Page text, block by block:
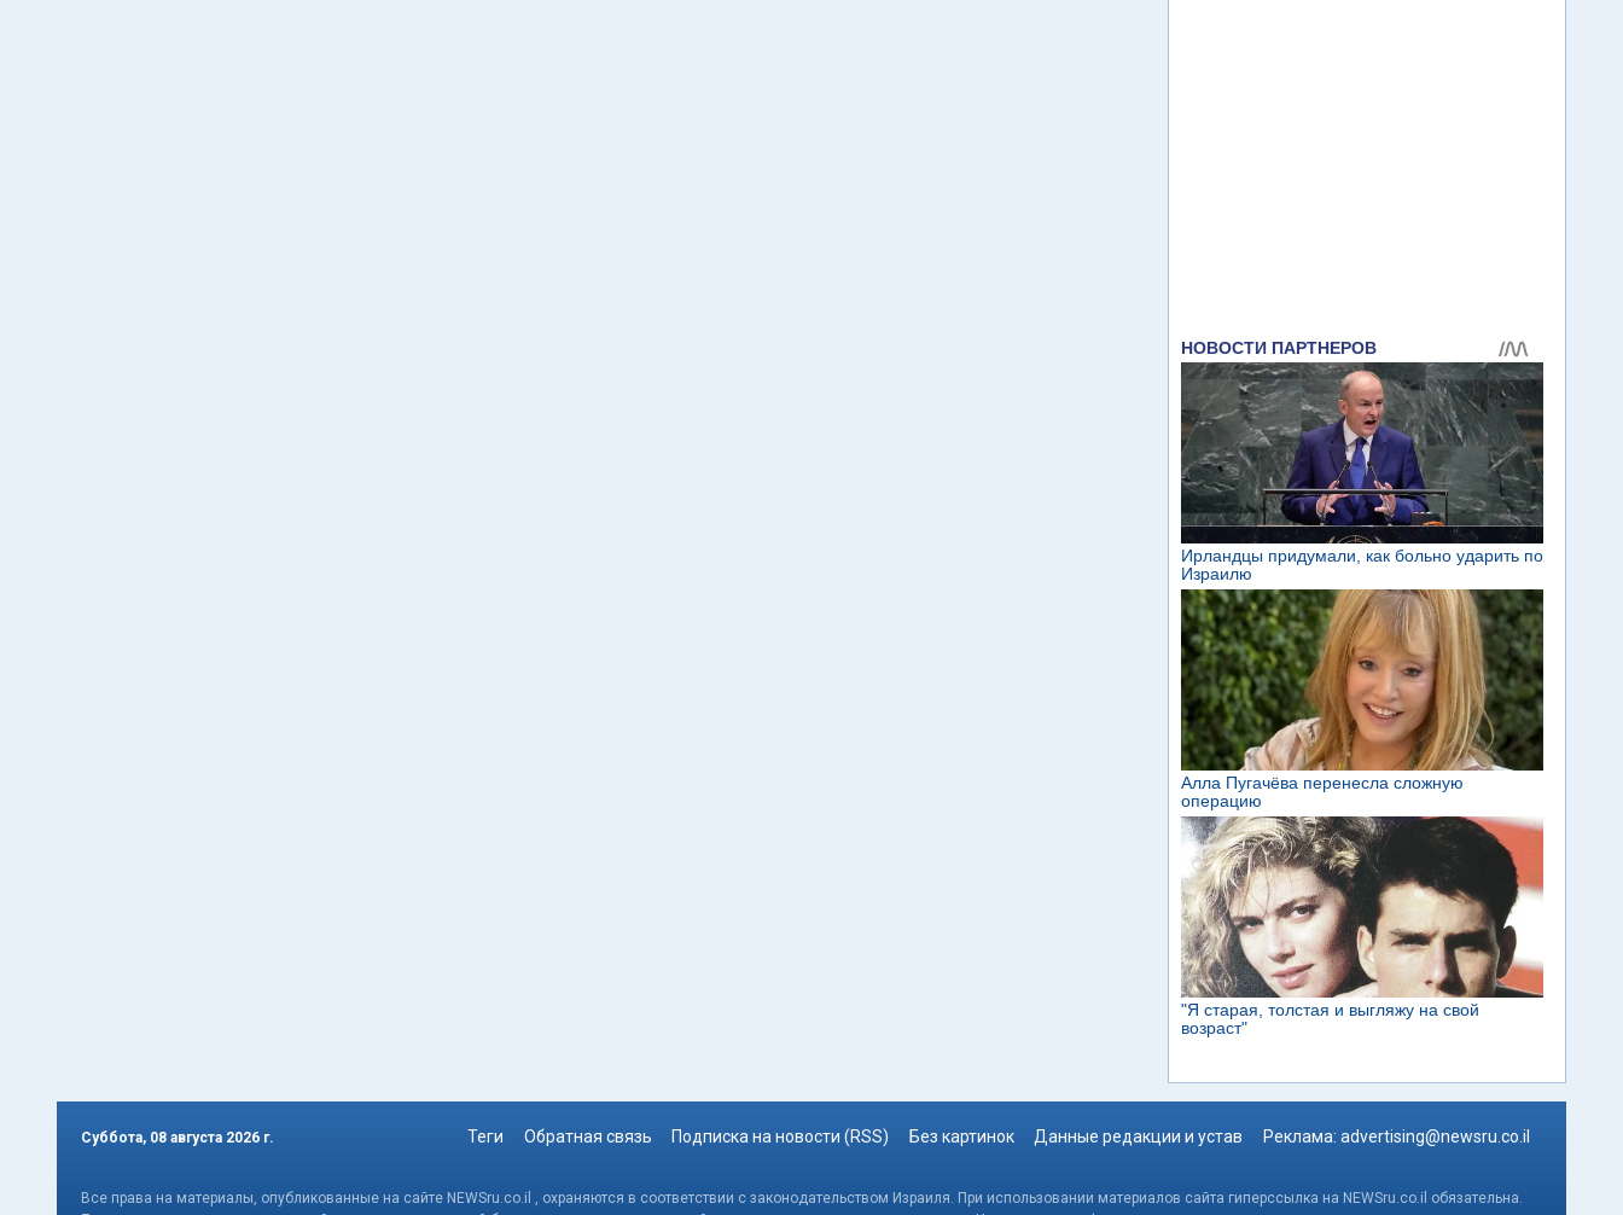
Суббота, 08 августа 2026 г. Теги Обратная связь Подписка на новости (RSS) Без картинок Данные редакции и устав Реклама: advertising@newsru.co.il
Все права на материалы, опубликованные на сайте NEWSru.co.il , охраняются в соответствии с законодательством Израиля. При использовании материалов сайта гиперссылка на NEWSru.co.il обязательна.